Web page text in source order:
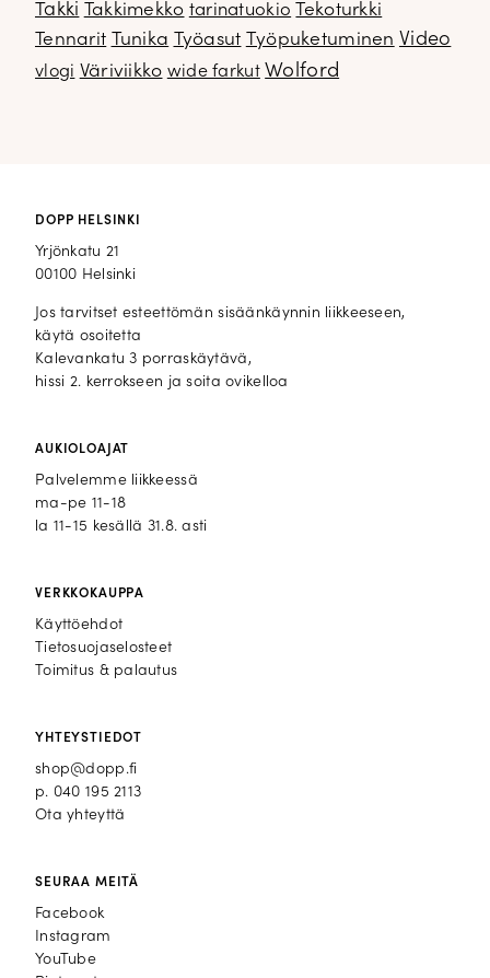
Takki
Takkimekko tarinatuokio
Tekoturkki
Tennarit
Tunika Työasut Työpuketuminen Video
vlogi Väriviikko wide farkut Wolford
DOPP HELSINKI
Yrjönkatu 21
00100 Helsinki
Jos tarvitset esteettömän sisäänkäynnin liikkeeseen,
käytä osoitetta
Kalevankatu 3 porraskäytävä,
hissi 2. kerrokseen ja soita ovikelloa
AUKIOLOAJAT
Palvelemme liikkeessä
ma-pe 11-18
la 11-15 kesällä 31.8. asti
VERKKOKAUPPA
Käyttöehdot
Tietosuojaselosteet
Toimitus & palautus
YHTEYSTIEDOT
shop@dopp.fi
p. 040 195 2113
Ota yhteyttä
SEURAA MEITÄ
Facebook
Facebook
Instagram
Instagram
YouTube
YouTube